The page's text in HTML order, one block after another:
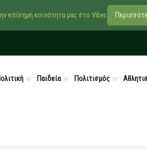
Παιδεία Πολιτισμός
επίσημη κοινότητα μας στο Viber.